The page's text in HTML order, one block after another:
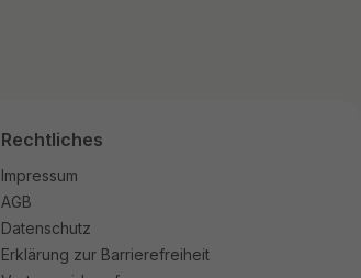
Rechtliches
Impressum
AGB
Datenschutz
Erklärung zur Barrierefreiheit